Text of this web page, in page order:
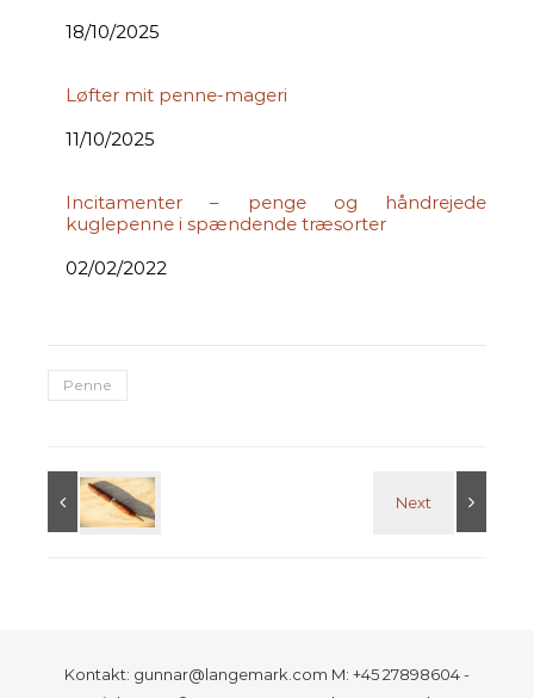
Date
18/10/2025
Løfter mit penne-mageri
Date
11/10/2025
Incitamenter – penge og håndrejede
kuglepenne i spændende træsorter
Date
02/02/2022
Penne
Kontakt: gunnar@langemark.com M: +45 27898604 -